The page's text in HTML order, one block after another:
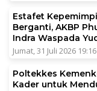
Estafet
Berganti, AKBP
Indra Waspada
Jumat, 31 Juli 2026
Poltekkes
Kader untuk